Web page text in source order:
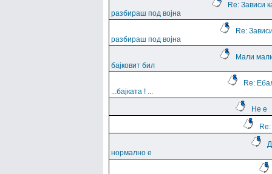
Re: Зависи
разбираш под војна
Re:
разбираш под војна
Мали
бајковит бил
Re:
...баjката ! ...
Не е
нормално е